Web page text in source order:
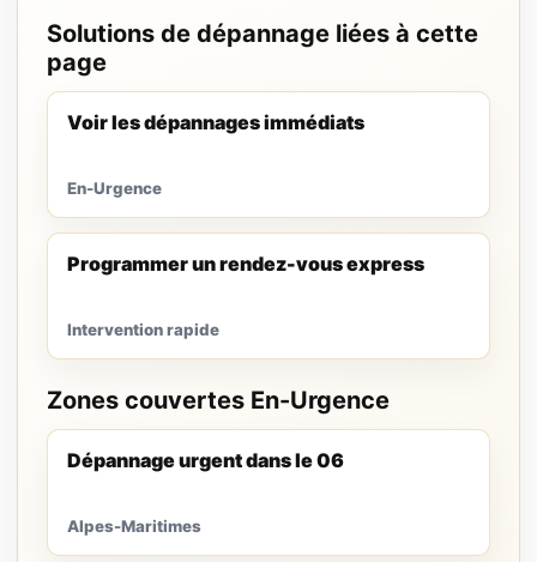
Solutions de dépannage liées à cette
page
Voir les dépannages immédiats
En-Urgence
Programmer un rendez-vous express
Intervention rapide
Zones couvertes En-Urgence
Dépannage urgent dans le 06
Alpes-Maritimes